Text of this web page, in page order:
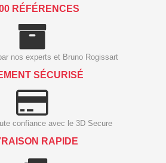
RÉFÉRENCES
nos experts et Bruno Rogissart
SÉCURISÉ
confiance avec le 3D Secure
RAPIDE